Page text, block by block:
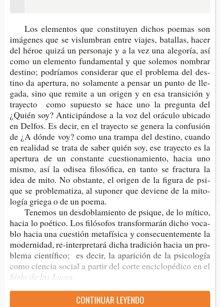
Los ele­men­tos que cons­ti­tu­yen dichos poe­mas son
imá­ge­nes que se vis­lum­bran entre via­jes, bata­llas, hacer
del héroe quizá un per­so­na­je y a la vez una ale­go­ría, así
como un ele­men­to fun­da­men­tal y que sole­mos nom­brar
des­tino; podría­mos con­si­de­rar que el pro­ble­ma del des­
tino da aper­tu­ra, no sola­men­te a pen­sar un punto de lle­
ga­da, sino que remi­te a un ori­gen y en esa tran­si­ción y
tra­yec­to como supues­to se hace uno la pre­gun­ta del
¿Quién soy? Anti­ci­pán­do­se a la voz del orácu­lo ubi­ca­do
en Del­fos. Es decir, en el tra­yec­to se gene­ra la con­fu­sión
de ¿A dónde voy? como una tram­pa del des­tino, cuan­do
en reali­dad se trata de saber quién soy, ese tra­yec­to es la
aper­tu­ra de un cons­tan­te cues­tio­na­mien­to, hacia uno
mismo, así la odi­sea filo­só­fi­ca, en tanto se frac­tu­ra la
idea de mito. No obs­tan­te, el ori­gen de la figu­ra de psi­
que se pro­ble­ma­ti­za, al supo­ner que devie­ne de la mito­
lo­gía grie­ga o de un poema.
Tene­mos un des­do­bla­mien­to de psi­que, de lo míti­co,
hacia lo poé­ti­co. Los filó­so­fos trans­for­ma­rán dicho voca­
blo hacia una cues­tión meta­fí­si­ca y con­se­cuen­te­men­te la
moder­ni­dad, re-​interpretará dicha tra­di­ción hacia un pro­
ble­ma cien­tí­fi­co; es decir, la apa­ri­ción de la psi­co­lo­gía
como cien­cia social a par­tir del corte enci­clo­pé­di­co en el
Siglo de las Luces.
CON­TI­NUAR LEYENDO